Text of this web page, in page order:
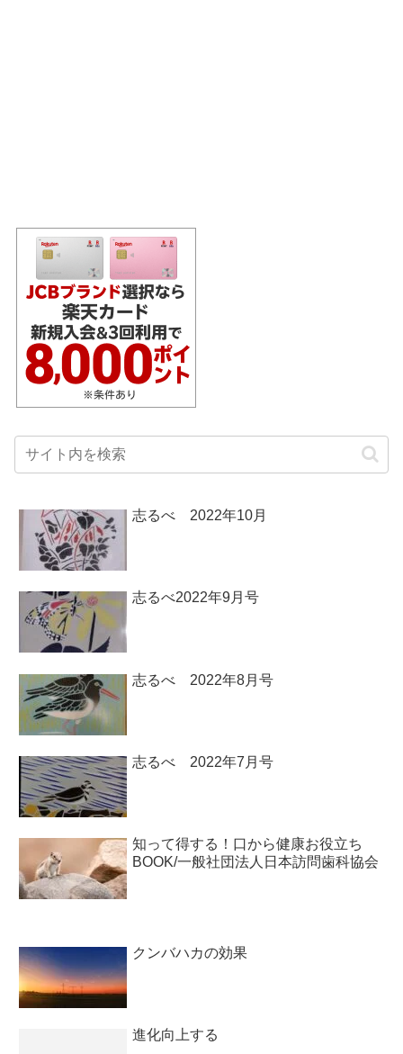
志るべ 2022年10月
志るべ2022年9月号
志るべ 2022年8月号
志るべ 2022年7月号
知って得する！口から健康お役立ち
BOOK/一般社団法人日本訪問歯科協会￼
クンバハカの効果
進化向上する